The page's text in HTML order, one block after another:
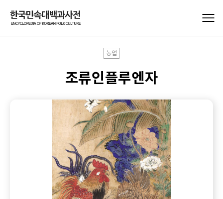
농업
조류인플루엔자